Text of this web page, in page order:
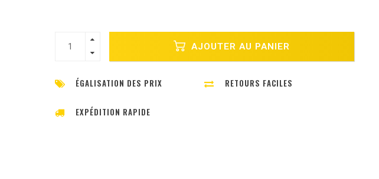
AJOUTER AU PANIER
ÉGALISATION DES PRIX RETOURS FACILES
EXPÉDITION RAPIDE